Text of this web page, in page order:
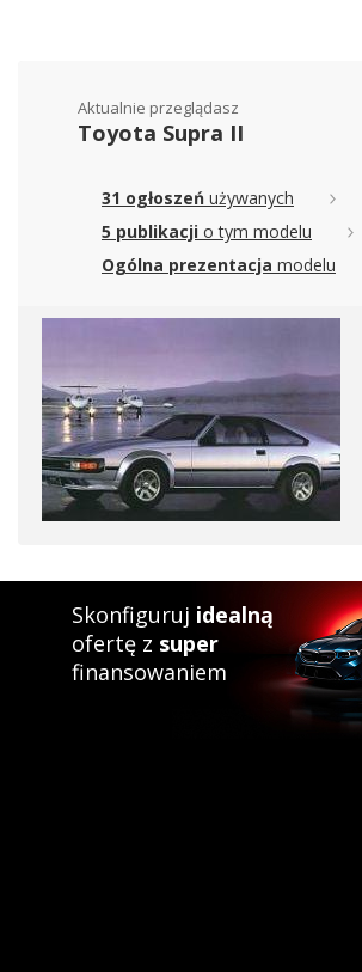
Aktualnie przeglądasz
Toyota Supra II
31 ogłoszeń używanych
5 publikacji o tym modelu
Ogólna prezentacja modelu
Skonfiguruj idealną
ofertę z super
finansowaniem